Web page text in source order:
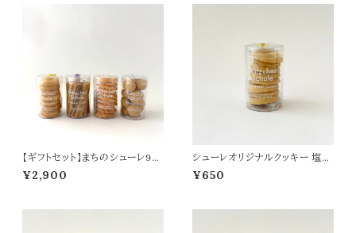
【ギフトセット】まちのシューレ96
3 オリジナルクッキー4種セット
¥2,900
シューレオリジナルクッキー 塩レ
モン
¥650